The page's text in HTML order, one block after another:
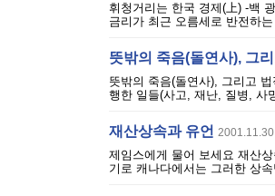
휘청거리는 한국 경제(上) -백
금리가 최근 오름세로 반전하
뜻밖의 죽음(돌연사), 그
뜻밖의 죽음(돌연사), 그리고
행한 일들(사고, 재난, 질병, 사
재산상속과 유언
제임스에게 물어 보세요 재산
기로 캐나다에서는 그러한 상